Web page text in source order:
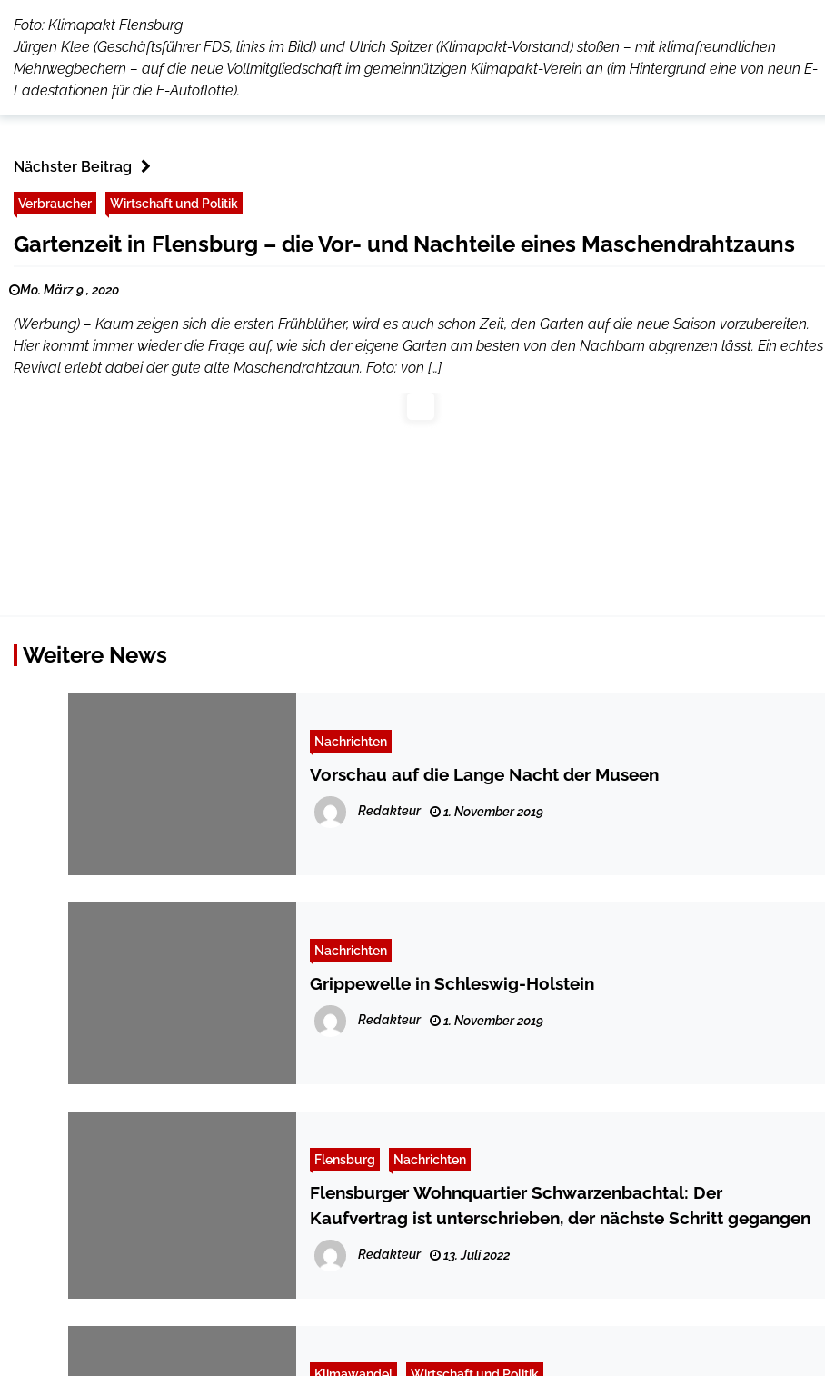
Foto: Klimapakt Flensburg
Jürgen Klee (Geschäftsführer FDS, links im Bild) und Ulrich Spitzer (Klimapakt-Vorstand) stoßen – mit klimafreundlichen
Mehrwegbechern – auf die neue Vollmitgliedschaft im gemeinnützigen Klimapakt-Verein an (im Hintergrund eine von neun E-
Ladestationen für die E-Autoflotte).
Nächster Beitrag
Verbraucher Wirtschaft und Politik
Gartenzeit in Flensburg – die Vor- und Nachteile eines Maschendrahtzauns
Mo. März 9 , 2020
(Werbung) – Kaum zeigen sich die ersten Frühblüher, wird es auch schon Zeit, den Garten auf die neue Saison vorzubereiten.
Hier kommt immer wieder die Frage auf, wie sich der eigene Garten am besten von den Nachbarn abgrenzen lässt. Ein echtes
Revival erlebt dabei der gute alte Maschendrahtzaun. Foto: von […]
Weitere News
Nachrichten
Vorschau auf die Lange Nacht der Museen
Redakteur 1. November 2019
Nachrichten
Grippewelle in Schleswig-Holstein
Redakteur 1. November 2019
Flensburg Nachrichten
Flensburger Wohnquartier Schwarzenbachtal: Der
Kaufvertrag ist unterschrieben, der nächste Schritt gegangen
Redakteur 13. Juli 2022